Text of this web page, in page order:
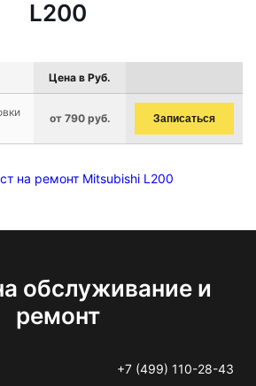
L200
Цена в Руб.
от 790 руб. Записаться
на ремонт Mitsubishi L200
обслуживание и
ремонт
+7 (499) 110-28-43